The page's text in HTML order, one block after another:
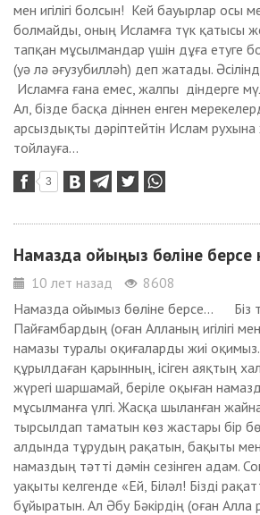
мен игілігі болсын! Кей бауырлар осы
болмайды, оның Исламға түк қатысы
тапқан мұсылмандар үшін дұға етуге
(уә лә әғузубилләһ) деп жатады.
Исламға ғана емес, жалпы діндерге
Ал, бізде басқа діннен енген
арсыздықты дәріптейтін Ислам руxына
тойлауға...
3
Намазда ойыңыз бөліне берсе
10 лет назад
8608
Намазда ойымыз бөліне берсе... Біз
Пайғамбардың (оған Алланың игілігі
намазы туралы оқиғаларды жиі
құрылдаған қарынның, ісіген аяқтың
жүрегі шаршамай, беріле оқыған
мұсылманға үлгі. Жасқа шыланған
тырсылдап таматын көз жастары бір
алдында тұрудың рақатын, бақыты
намаздың тәтті дәмін сезінген адам.
уақыты келгенде «Ей, Біләл! Бізді
бұйыратын. Ал Әбу Бәкірдің (оған Алла